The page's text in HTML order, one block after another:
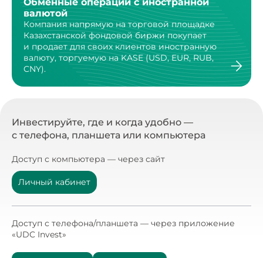
валютой
Компания напрямую на торговой площадке
Казахстанскойфондовой биржи покупает
и продает для своих клиентовиностранную
валюту, торгуемую на KASE (USD, EUR, RUB,
CNY).
Инвестируйте, где и когда удобно —
с телефона, планшета или компьютера
Доступ с компьютера — через сайт
Личный кабинет
Доступ с телефона/планшета — через приложение
«UDC Invest»